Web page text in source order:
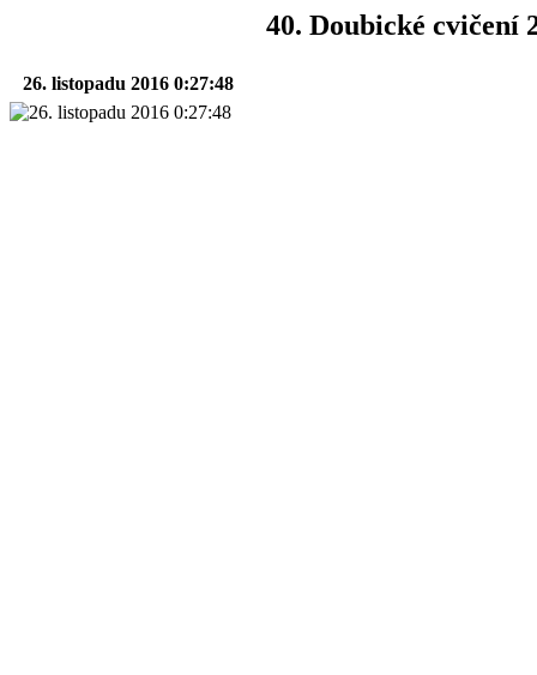
40. Doubické cvičení
26. listopadu 2016 0:27:48